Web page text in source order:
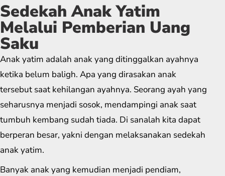
Sedekah Anak Yatim
Melalui Pemberian Uang
Saku
Anak yatim adalah anak yang ditinggalkan ayahnya
ketika belum baligh. Apa yang dirasakan anak
tersebut saat kehilangan ayahnya. Seorang ayah yang
seharusnya menjadi sosok, mendampingi anak saat
tumbuh kembang sudah tiada. Di sanalah kita dapat
berperan besar, yakni dengan melaksanakan sedekah
anak yatim.
Banyak anak yang kemudian menjadi pendiam,